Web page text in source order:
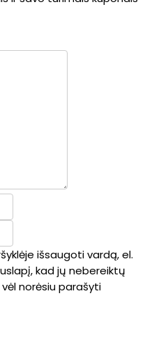
išsaugoti vardą, el.
kad jų nebereiktų
norėsiu parašyti